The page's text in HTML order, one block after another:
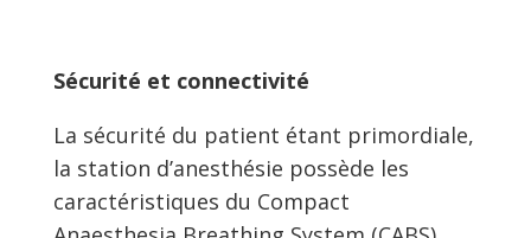
Sécurité et connectivité
La sécurité du patient étant primordiale,
la station d’anesthésie possède les
caractéristiques du Compact